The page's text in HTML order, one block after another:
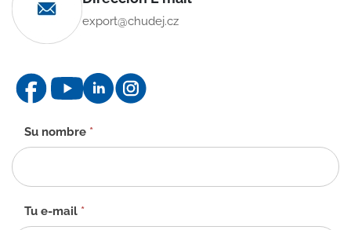
export@chudej.cz
Formulario
de
contacto
Su nombre *
Tu e-mail *